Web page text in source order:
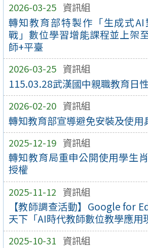
2026-03-25 資訊組
轉知教育部特製作「生成式
戰」數位學習增能課程並上架
師+平臺
2026-03-25 資訊組
115.03.28武漢國中親職教育日
2026-02-20 資訊組
轉知教育部宣導避免安裝及使用
2025-12-19 資訊組
轉知教育局重申公開使用學生
授權
2025-11-12 資訊組
【教師調查活動】Google for
天下「AI時代教師數位教學應用
2025-10-31 資訊組